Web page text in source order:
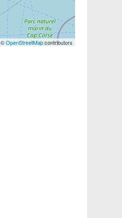
©OpenStreetMapcontributors